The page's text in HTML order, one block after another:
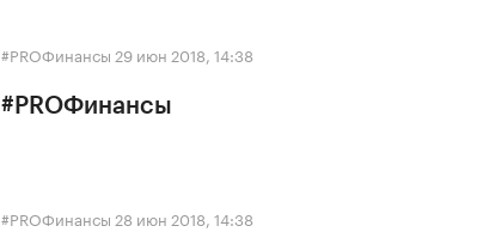
#PROФинансы 29 июн 2018, 14:38
#PROФинансы
#PROФинансы 28 июн 2018, 14:38